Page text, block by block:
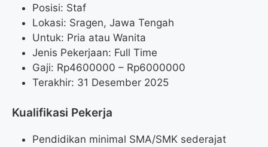
Posisi: Staf
Lokasi: Sragen, Jawa Tengah
Untuk: Pria atau Wanita
Jenis Pekerjaan: Full Time
Gaji: Rp4600000 – Rp6000000
Terakhir: 31 Desember 2025
Kualifikasi Pekerja
Pendidikan minimal SMA/SMK sederajat